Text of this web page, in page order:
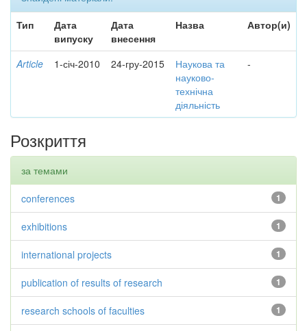
Тип
Дата
випуску
Дата
внесення
Назва Автор(и)
Article 1-січ-2010 24-гру-2015
Наукова та
науково-
технічна
діяльність
-
Розкриття
за темами
1
conferences
1
exhibitions
1
international projects
1
publication of results of research
1
research schools of faculties